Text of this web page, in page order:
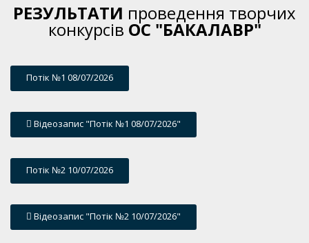
РЕЗУЛЬТАТИ проведення творчих
конкурсів ОC "БАКАЛАВР"
Потік №1 08/07/2026
Відеозапис "Потік №1 08/07/2026"
Потік №2 10/07/2026
Відеозапис "Потік №2 10/07/2026"